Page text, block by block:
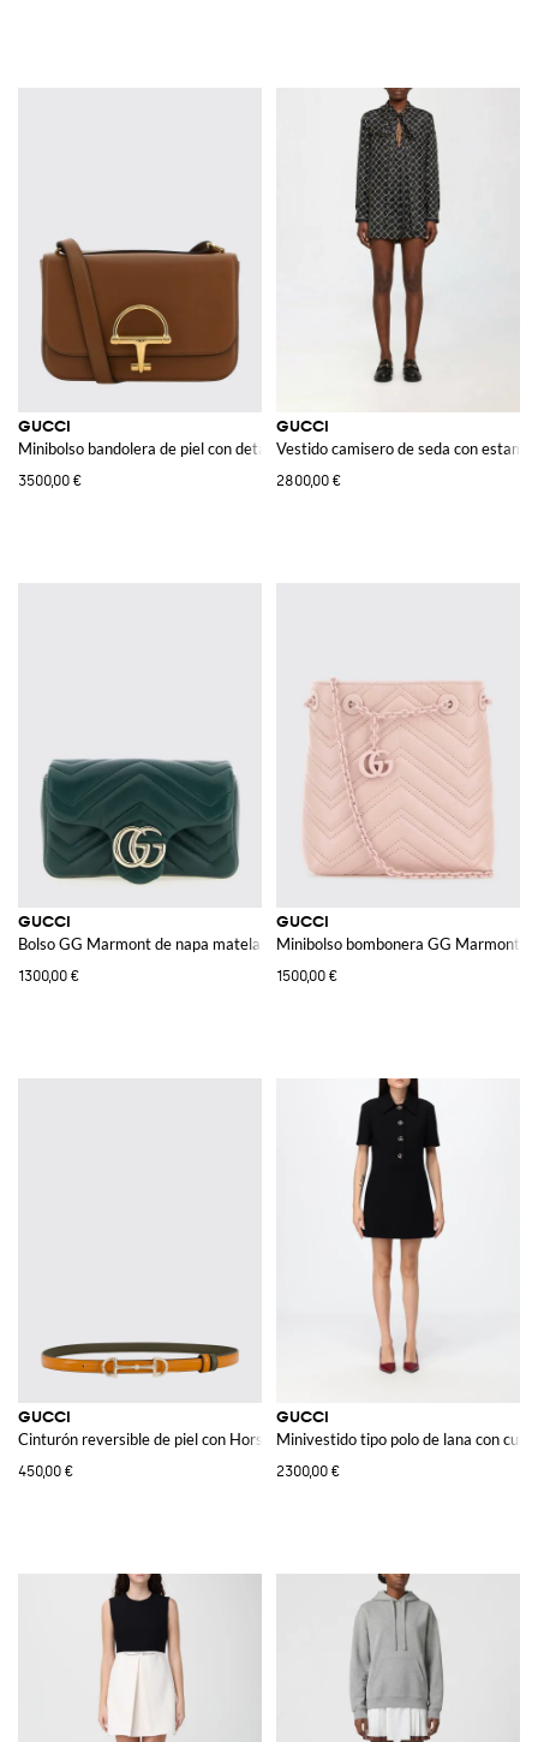
GUCCI
Minibolso bandolera de piel con detalle Horsebit
3500,00 €
GUCCI
Vestido camisero de seda con
2800,00 €
GUCCI
Bolso GG Marmont de napa matelassé
1300,00 €
GUCCI
Minibolso bombonera GG Marmont
1500,00 €
GUCCI
Cinturón reversible de piel con Horsebit
450,00 €
GUCCI
Minivestido tipo polo de lana con
2300,00 €